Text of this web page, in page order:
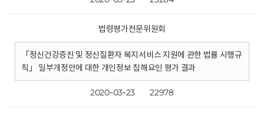
법령평가전문위원회
「정신건강증진 및 정신질환자 복지서비스 지원에 관한 법률 시행규
칙」 일부개정안에 대한 개인정보 침해요인 평가 결과
2020-03-23 22978